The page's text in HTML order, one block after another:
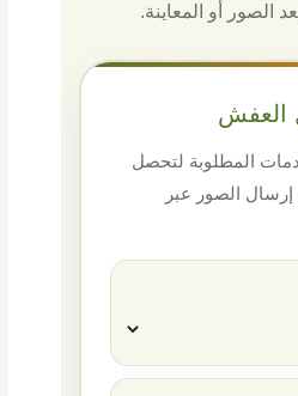
الصور أو المعاينة.
العفش
المطلوبة لتحصل
الصور عبر